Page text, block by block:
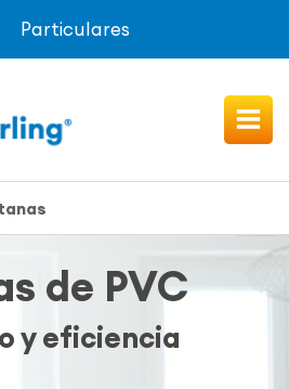
Particulares
de PVC
y eficiencia